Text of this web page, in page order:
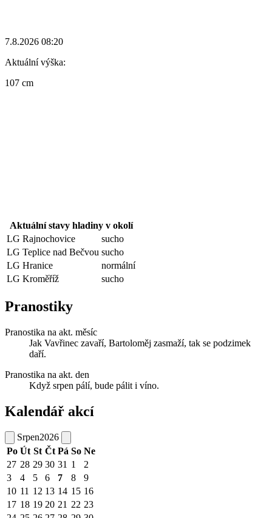
7.8.2026 08:20
Aktuální výška:
107 cm
Aktuální stavy hladiny v okolí
LG Rajnochovice
sucho
LG Teplice nad Bečvou sucho
LG Hranice
normální
LG Kroměříž
sucho
Pranostiky
Pranostika na akt. měsíc
Jak Vavřinec zavaří, Bartoloměj zasmaží, tak se podzimek
daří.
Pranostika na akt. den
Když srpen pálí, bude pálit i víno.
Kalendář akcí
Srpen2026
Po Út St Čt Pá So Ne
27 28 29 30 31 1
2
3
4 5 6 7 8
9
10 11 12 13 14 15 16
17 18 19 20 21 22 23